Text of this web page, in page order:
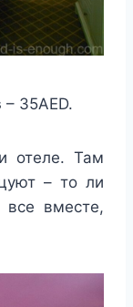
– 35AED.
отеле. Там
– то ли
вместе,